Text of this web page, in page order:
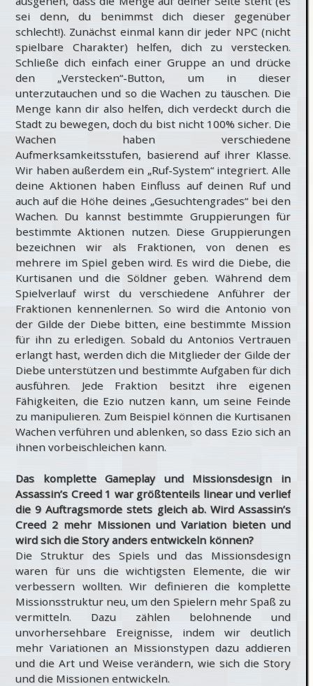
sei denn, du benimmst dich dieser gegenüber
schlecht!). Zunächst einmal kann dir jeder NPC (nicht
spielbare Charakter) helfen, dich zu verstecken.
Schließe dich einfach einer Gruppe an und drücke
den „Verstecken“-Button, um in dieser
unterzutauchen und so die Wachen zu täuschen. Die
Menge kann dir also helfen, dich verdeckt durch die
Stadt zu bewegen, doch du bist nicht 100% sicher. Die
Wachen haben verschiedene
Aufmerksamkeitsstufen, basierend auf ihrer Klasse.
Wir haben außerdem ein „Ruf-System“ integriert. Alle
deine Aktionen haben Einfluss auf deinen Ruf und
auch auf die Höhe deines „Gesuchtengrades“ bei den
Wachen. Du kannst bestimmte Gruppierungen für
bestimmte Aktionen nutzen. Diese Gruppierungen
bezeichnen wir als Fraktionen, von denen es
mehrere im Spiel geben wird. Es wird die Diebe, die
Kurtisanen und die Söldner geben. Während dem
Spielverlauf wirst du verschiedene Anführer der
Fraktionen kennenlernen. So wird die Antonio von
der Gilde der Diebe bitten, eine bestimmte Mission
für ihn zu erledigen. Sobald du Antonios Vertrauen
erlangt hast, werden dich die Mitglieder der Gilde der
Diebe unterstützen und bestimmte Aufgaben für dich
ausführen. Jede Fraktion besitzt ihre eigenen
Fähigkeiten, die Ezio nutzen kann, um seine Feinde
zu manipulieren. Zum Beispiel können die Kurtisanen
Wachen verführen und ablenken, so dass Ezio sich an
ihnen vorbeischleichen kann.
Das komplette Gameplay und Missionsdesign in
Assassin’s Creed 1 war größtenteils linear und verlief
die 9 Auftragsmorde stets gleich ab. Wird Assassin’s
Creed 2 mehr Missionen und Variation bieten und
wird sich die Story anders entwickeln können?
Die Struktur des Spiels und das Missionsdesign
waren für uns die wichtigsten Elemente, die wir
verbessern wollten. Wir definieren die komplette
Missionsstruktur neu, um den Spielern mehr Spaß zu
vermitteln. Dazu zählen belohnende und
unvorhersehbare Ereignisse, indem wir deutlich
mehr Variationen an Missionstypen dazu addieren
und die Art und Weise verändern, wie sich die Story
und die Missionen entwickeln.